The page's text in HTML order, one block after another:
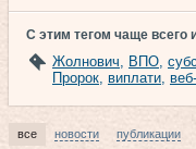
С этим тегом чаще всего
Жолнович, ВПО,
Пророк, виплати,
все новости публикации